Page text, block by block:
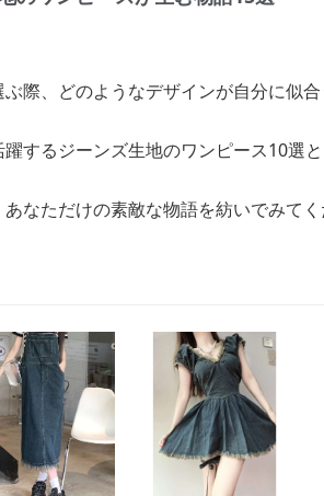
際、どのようなデザインが自分に似
するジーンズ生地のワンピース10選
なただけの素敵な物語を紡いでみてく